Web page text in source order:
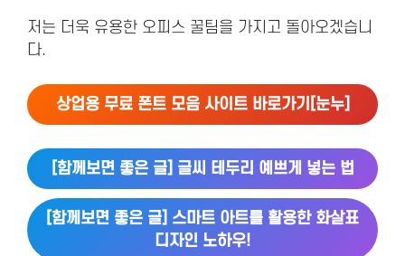
저는 더욱 유용한 오피스 꿀팀을 가지고 돌아오겠습니
다.
상업용 무료 폰트 모음 사이트 바로가기[눈누]
[함께보면 좋은 글] 글씨 테두리 예쁘게 넣는 법
[함께보면 좋은 글] 스마트 아트를 활용한 화살표
디자인 노하우!